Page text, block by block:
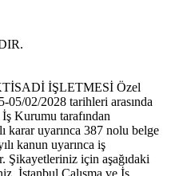
İŞLETMESİ Özel
02/2028 tarihleri arasında
Kurumu tarafından
karar uyarınca 387 nolu belge
kanun uyarınca iş
Şikayetleriniz için aşağıdaki
İstanbul Çalışma ve İş